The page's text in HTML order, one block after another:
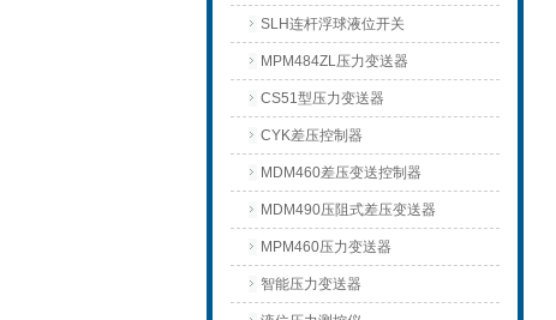
SLH连杆浮球液位开关
MPM484ZL压力变送器
CS51型压力变送器
CYK差压控制器
MDM460差压变送控制器
MDM490压阻式差压变送器
MPM460压力变送器
智能压力变送器